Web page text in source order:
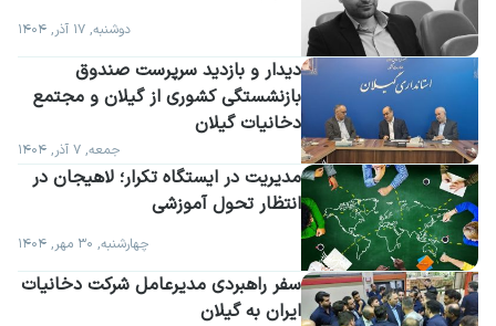
دوشنبه, ۱۷ آذر, ۱۴۰۴
دخانیات گیلان
جمعه, ۷ آذر, ۱۴۰۴
انتظار تحول آموزشی
چهارشنبه, ۳۰ مهر, ۱۴۰۴
ایران به گیلان